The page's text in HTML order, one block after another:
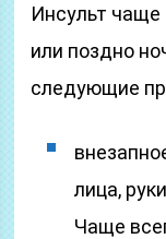
Инсульт чаще
или поздно
следующие
лица,
Чаще